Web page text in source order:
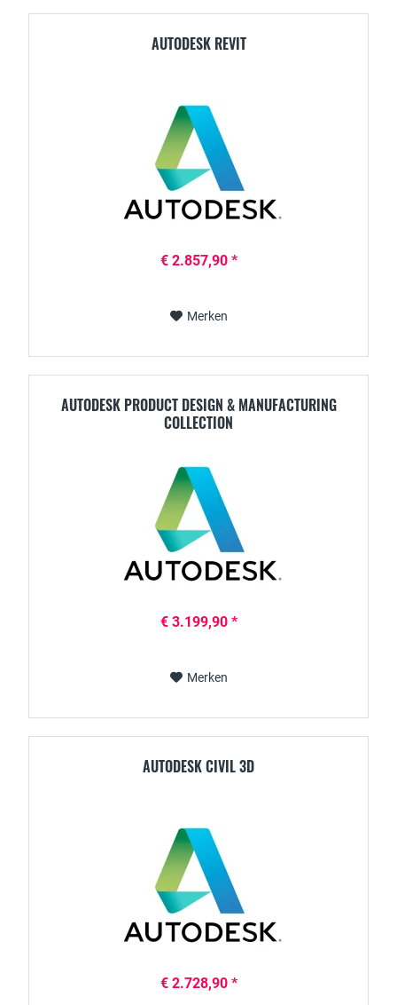
AUTODESK REVIT
€ 2.857,90 *
Merken
AUTODESK PRODUCT DESIGN & MANUFACTURING
COLLECTION
€ 3.199,90 *
Merken
AUTODESK CIVIL 3D
€ 2.728,90 *